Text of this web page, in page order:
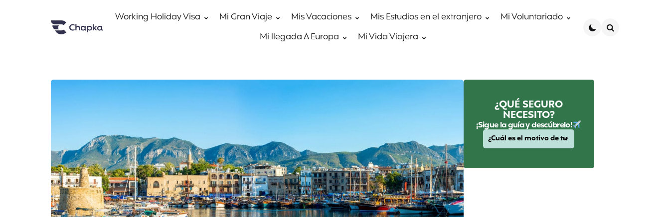
Working Holiday Visa Mi Gran Viaje Mis Vacaciones Mis Estudios en el extranjero
Mi Voluntariado
Mi llegada A Europa
Mi Vida Viajera
¿QUÉ SEGURO
NECESITO?
¡Sigue la guía y descúbrelo!